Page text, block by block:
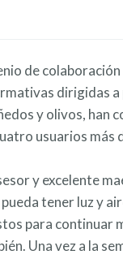
de
dirigidas a
y olivos, han
usuarios más
y excelente
tener luz y
para continuar
Una vez a la